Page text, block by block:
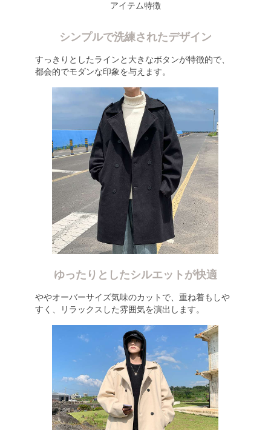
アイテム特徴
シンプルで洗練されたデザイン
すっきりとしたラインと大きなボタンが特徴的で、
都会的でモダンな印象を与えます。
ゆったりとしたシルエットが快適
ややオーバーサイズ気味のカットで、重ね着もしや
すく、リラックスした雰囲気を演出します。